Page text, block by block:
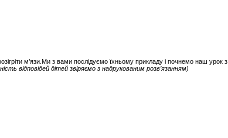
м’язи.Ми з вами послідуємо їхньому прикладу і почнемо наш урок з
відповідей дітей звіряємо з надрукованим розв’язанням)